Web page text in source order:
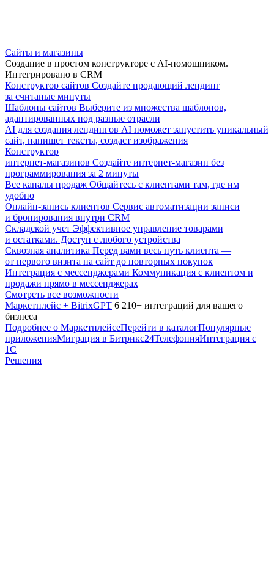
Сайты и магазины
Создание в простом конструкторе с AI-помощником.
Интегрировано в CRM
Конструктор сайтов Создайте продающий лендинг
за считаные минуты
Шаблоны сайтов Выберите из множества шаблонов,
адаптированных под разные отрасли
AI для создания лендингов AI поможет запустить уникальный
сайт, напишет тексты, создаст изображения
Конструктор
интернет-магазинов Создайте интернет-магазин без
программирования за 2 минуты
Все каналы продаж Общайтесь с клиентами там, где им
удобно
Онлайн-запись клиентов Сервис автоматизации записи
и бронирования внутри CRM
Складской учет Эффективное управление товарами
и остатками. Доступ с любого устройства
Сквозная аналитика Перед вами весь путь клиента —
от первого визита на сайт до повторных покупок
Интеграция с мессенджерами Коммуникация с клиентом и
продажи прямо в мессенджерах
Смотреть все возможности
Маркетплейс + BitrixGPT 6 210+ интеграций для вашего
бизнеса
Подробнее о МаркетплейсеПерейти в каталогПопулярные
приложенияМиграция в Битрикс24ТелефонияИнтеграция с
1С
Решения